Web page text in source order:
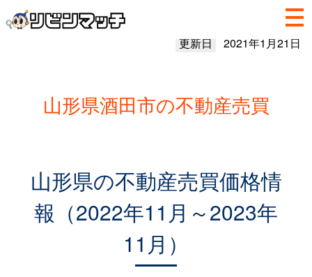
更新日 2021年1月21日
山形県酒田市の不動産売買
山形県の不動産売買価格情
報（2022年11月～2023年
11月）